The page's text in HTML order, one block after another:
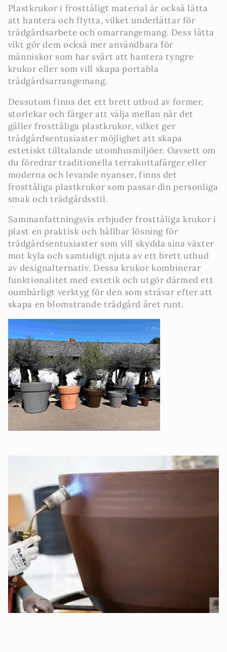
Plastkrukor i frosttåligt material är också lätta
att hantera och flytta, vilket underlättar för
trädgårdsarbete och omarrangemang. Dess lätta
vikt gör dem också mer användbara för
människor som har svårt att hantera tyngre
krukor eller som vill skapa portabla
trädgårdsarrangemang.
Dessutom finns det ett brett utbud av former,
storlekar och färger att välja mellan när det
gäller frosttåliga plastkrukor, vilket ger
trädgårdsentusiaster möjlighet att skapa
estetiskt tilltalande utomhusmiljöer. Oavsett om
du föredrar traditionella terrakottafärger eller
moderna och levande nyanser, finns det
frosttåliga plastkrukor som passar din personliga
smak och trädgårdsstil.
Sammanfattningsvis erbjuder frosttåliga krukor i
plast en praktisk och hållbar lösning för
trädgårdsentusiaster som vill skydda sina växter
mot kyla och samtidigt njuta av ett brett utbud
av designalternativ. Dessa krukor kombinerar
funktionalitet med estetik och utgör därmed ett
oumbärligt verktyg för den som strävar efter att
skapa en blomstrande trädgård året runt.